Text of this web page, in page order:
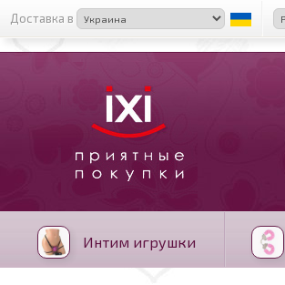
Доставка в
Интим игрушки